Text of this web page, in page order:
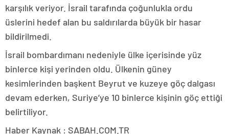
karşılık veriyor. İsrail tarafında çoğunlukla ordu
üslerini hedef alan bu saldırılarda büyük bir hasar
bildirilmedi.
İsrail bombardımanı nedeniyle ülke içerisinde yüz
binlerce kişi yerinden oldu. Ülkenin güney
kesimlerinden başkent Beyrut ve kuzeye göç dalgası
devam ederken, Suriye’ye 10 binlerce kişinin göç ettiği
belirtiliyor.
Haber Kaynak : SABAH.COM.TR